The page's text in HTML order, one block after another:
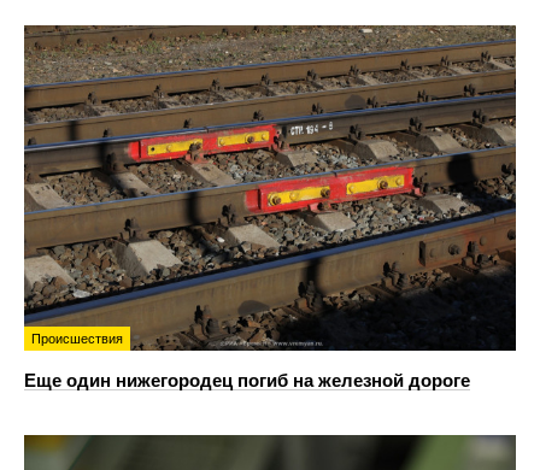
Происшествия
Еще один нижегородец погиб на железной дороге